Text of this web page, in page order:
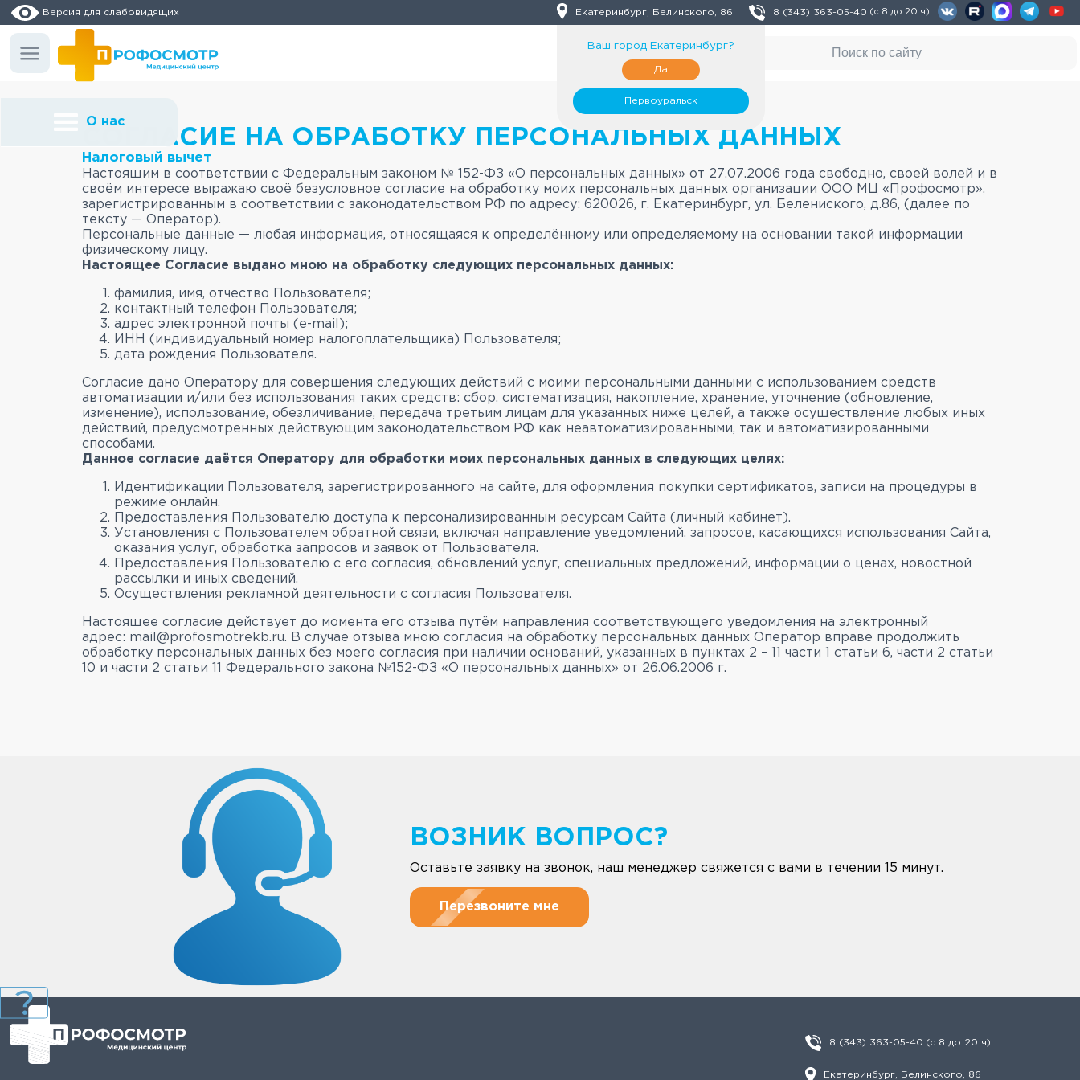
Версия для слабовидящих Екатеринбург, Белинского, 86
Ваш город Екатеринбург?
Да
Первоуральск
8 (343) 363-05-40 (с 8 до 20 ч)
О нас
СОГЛАСИЕ НА ОБРАБОТКУ ПЕРСОНАЛЬНЫХ ДАННЫХ
Налоговый вычет
Настоящим в соответствии с Федеральным законом № 152-ФЗ «О персональных данных» от 27.07.2006 года свободно, своей волей и в
своём интересе выражаю своё безусловное согласие на обработку моих персональных данных организации ООО МЦ «Профосмотр»,
зарегистрированным в соответствии с законодательством РФ по адресу: 620026, г. Екатеринбург, ул. Белениского, д.86, (далее по
тексту — Оператор).
Персональные данные — любая информация, относящаяся к определённому или определяемому на основании такой информации
физическому лицу.
Настоящее Согласие выдано мною на обработку следующих персональных данных:
фамилия, имя, отчество Пользователя;
контактный телефон Пользователя;
адрес электронной почты (e-mail);
ИНН (индивидуальный номер налогоплательщика) Пользователя;
дата рождения Пользователя.
Согласие дано Оператору для совершения следующих действий с моими персональными данными с использованием средств
автоматизации и/или без использования таких средств: сбор, систематизация, накопление, хранение, уточнение (обновление,
изменение), использование, обезличивание, передача третьим лицам для указанных ниже целей, а также осуществление любых иных
действий, предусмотренных действующим законодательством РФ как неавтоматизированными, так и автоматизированными
способами.
Данное согласие даётся Оператору для обработки моих персональных данных в следующих целях:
Идентификации Пользователя, зарегистрированного на сайте, для оформления покупки сертификатов, записи на процедуры в
режиме онлайн.
Предоставления Пользователю доступа к персонализированным ресурсам Сайта (личный кабинет).
Установления с Пользователем обратной связи, включая направление уведомлений, запросов, касающихся использования Сайта,
оказания услуг, обработка запросов и заявок от Пользователя.
Предоставления Пользователю с его согласия, обновлений услуг, специальных предложений, информации о ценах, новостной
рассылки и иных сведений.
Осуществления рекламной деятельности с согласия Пользователя.
Настоящее согласие действует до момента его отзыва путём направления соответствующего уведомления на электронный
адрес: mail@profosmotrekb.ru. В случае отзыва мною согласия на обработку персональных данных Оператор вправе продолжить
обработку персональных данных без моего согласия при наличии оснований, указанных в пунктах 2 – 11 части 1 статьи 6, части 2 статьи
10 и части 2 статьи 11 Федерального закона №152-ФЗ «О персональных данных» от 26.06.2006 г.
ВОЗНИК ВОПРОС?
Оставьте заявку на звонок, наш менеджер свяжется с вами в течении 15 минут.
Перезвоните мне
8 (343) 363-05-40 (с 8 до 20 ч)
Екатеринбург, Белинского, 86